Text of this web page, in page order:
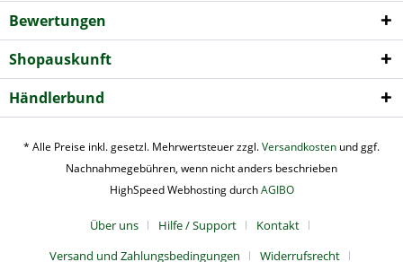
Bewertungen
Shopauskunft
Händlerbund
* Alle Preise inkl. gesetzl. Mehrwertsteuer zzgl.Versandkosten und ggf.
Nachnahmegebühren, wenn nicht anders beschrieben
HighSpeed Webhosting durchAGIBO
Über uns Hilfe / Support
Kontakt
Versand und Zahlungsbedingungen
Widerrufsrecht